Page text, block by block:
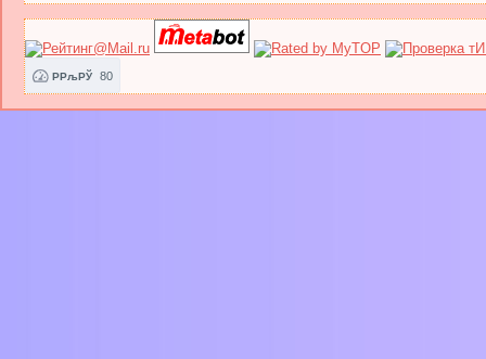
РРљРЎ 80